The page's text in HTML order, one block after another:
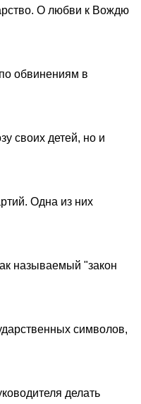
О любви к Вождю
обвинениям в
своих детей, но и
Одна из них
называемый "закон
символов,
делать